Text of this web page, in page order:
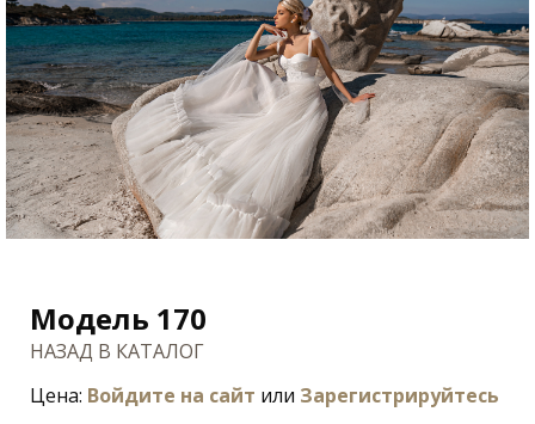
Модель 170
НАЗАД В КАТАЛОГ
Цена: Войдите на сайт или Зарегистрируйтесь